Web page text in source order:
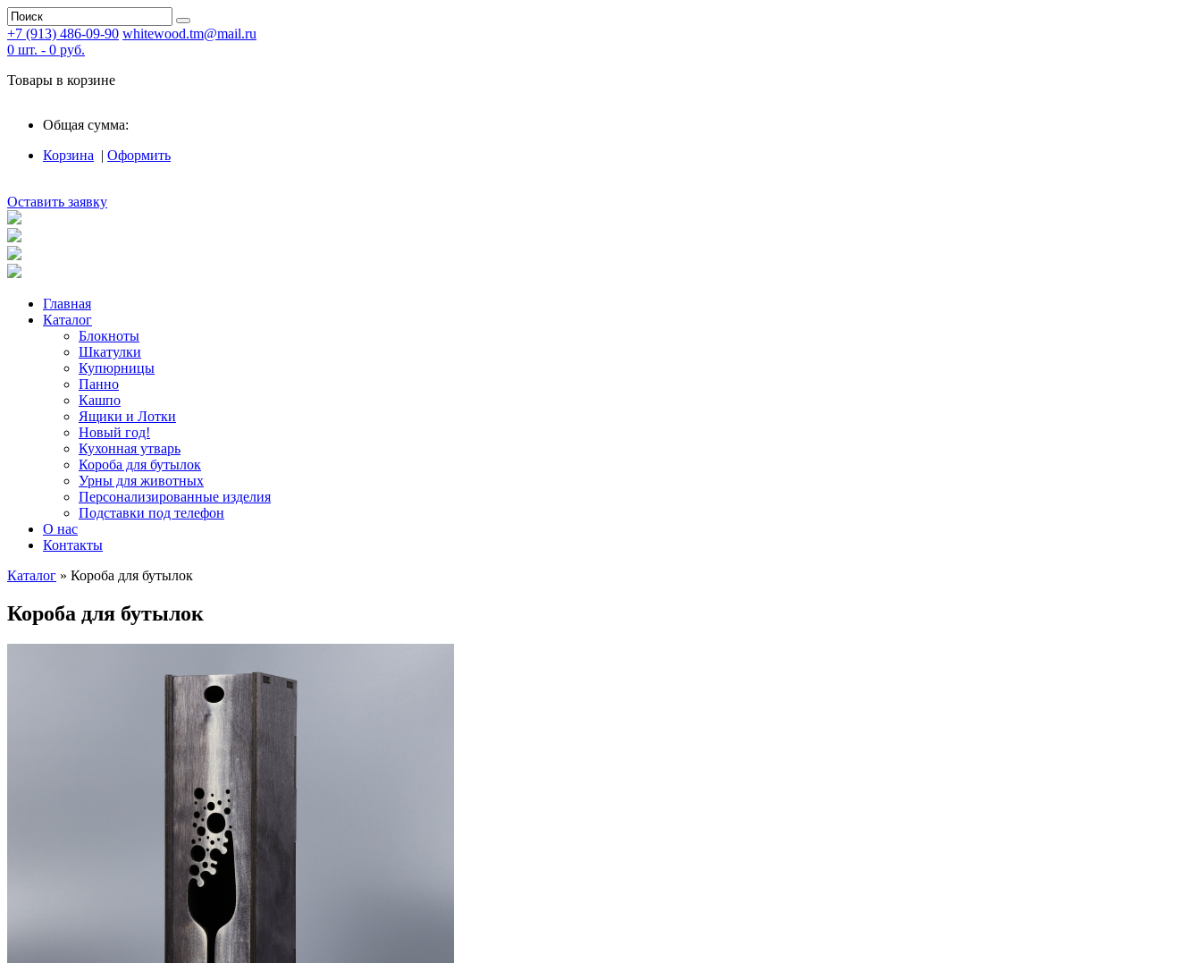
+7 (913) 486-09-90 whitewood.tm@mail.ru
0 шт. - 0 руб.
Товары в корзине
Общая сумма:
Корзина | Оформить
Оставить заявку
Главная
Каталог
Блокноты
Шкатулки
Купюрницы
Панно
Кашпо
Ящики и Лотки
Новый год!
Кухонная утварь
Короба для бутылок
Урны для животных
Персонализированные изделия
Подставки под телефон
О нас
Контакты
Каталог » Короба для бутылок
Короба для бутылок